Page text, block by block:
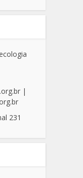
|
231